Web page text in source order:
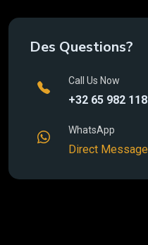
Des Questions?
Call Us Now
+32 65 982 118
WhatsApp
Direct Message